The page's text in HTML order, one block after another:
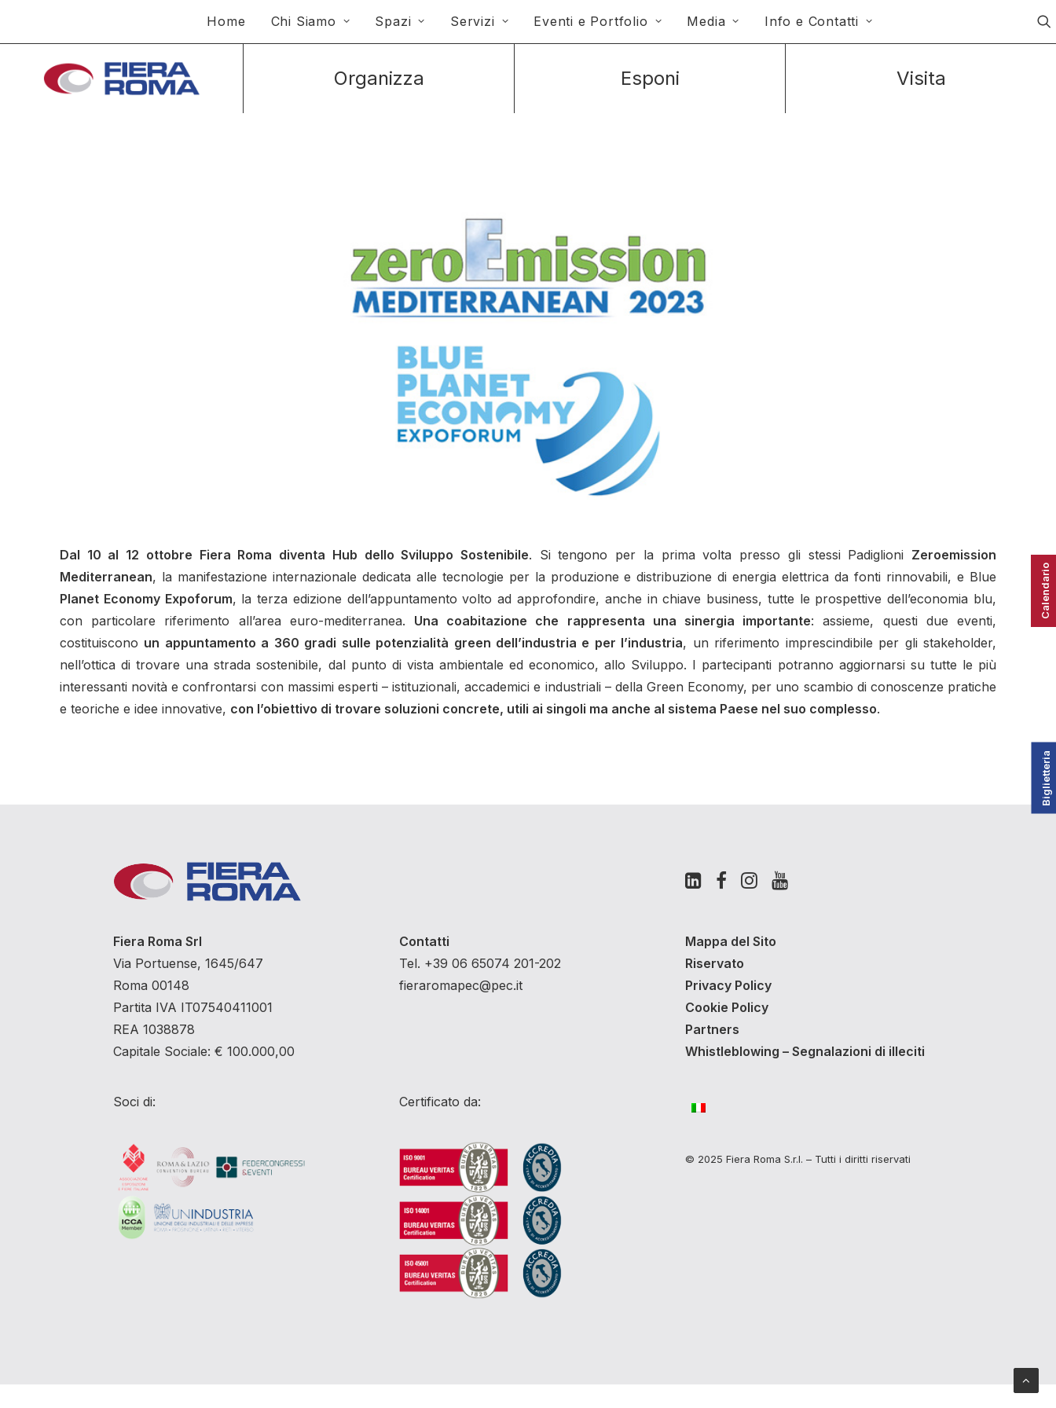
Home Chi Siamo Spazi Servizi Eventi e Portfolio Media Info e Contatti
Organizza Esponi Visita
Dal 10 al 12 ottobre Fiera Roma diventa Hub dello Sviluppo Sostenibile. Si tengono per la prima volta presso gli stessi Padiglioni Zeroemission
Mediterranean, la manifestazione internazionale dedicata alle tecnologie per la produzione e distribuzione di energia elettrica da fonti rinnovabili, e Blue
Planet Economy Expoforum, la terza edizione dell’appuntamento volto ad approfondire, anche in chiave business, tutte le prospettive dell’economia blu,
con particolare riferimento all’area euro-mediterranea. Una coabitazione che rappresenta una sinergia importante: assieme, questi due eventi,
costituiscono un appuntamento a 360 gradi sulle potenzialità green dell’industria e per l’industria, un riferimento imprescindibile per gli stakeholder,
nell’ottica di trovare una strada sostenibile, dal punto di vista ambientale ed economico, allo Sviluppo. I partecipanti potranno aggiornarsi su tutte le più
interessanti novità e confrontarsi con massimi esperti – istituzionali, accademici e industriali – della Green Economy, per uno scambio di conoscenze pratiche
e teoriche e idee innovative, con l’obiettivo di trovare soluzioni concrete, utili ai singoli ma anche al sistema Paese nel suo complesso.
Fiera Roma Srl
Via Portuense, 1645/647
Roma 00148
Partita IVA IT07540411001
REA 1038878
Capitale Sociale: € 100.000,00
Contatti
Tel. +39 06 65074 201-202
fieraromapec@pec.it
Mappa del Sito
Riservato
Privacy Policy
Cookie Policy
Partners
Whistleblowing – Segnalazioni di illeciti
Soci di: Certificato da:
© 2025 Fiera Roma S.r.l. – Tutti i diritti riservati
Biglietteria
Calendario